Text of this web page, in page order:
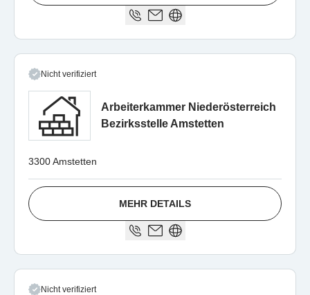
Nicht verifiziert
Arbeiterkammer Niederösterreich
Bezirksstelle Amstetten
3300 Amstetten
MEHR DETAILS
Nicht verifiziert